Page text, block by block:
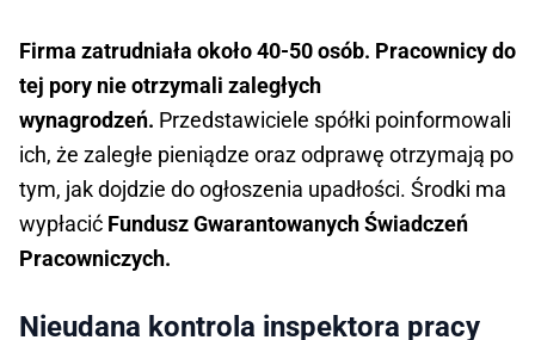
Firma zatrudniała około 40-50 osób. Pracownicy do
tej pory nie otrzymali zaległych
wynagrodzeń. Przedstawiciele spółki poinformowali
ich, że zaległe pieniądze oraz odprawę otrzymają po
tym, jak dojdzie do ogłoszenia upadłości. Środki ma
wypłacić Fundusz Gwarantowanych Świadczeń
Pracowniczych.
Nieudana kontrola inspektora pracy